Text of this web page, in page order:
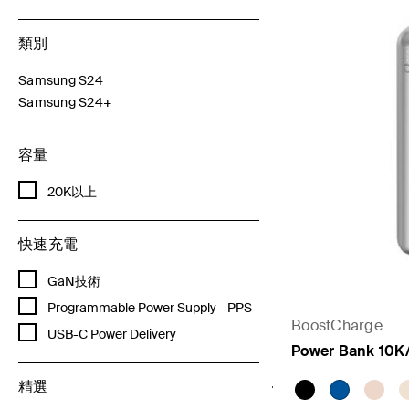
類別
Samsung S24
透過 類別細化： Samsung S24
Samsung S24+
已選取 當前透過 類別細化： Samsung S24+
容量
20K以上
透過 容量細化： 20K以上
快速充電
GaN技術
透過 快速充電細化： GaN技術
Programmable Power Supply - PPS
透過 快速充電細化： Programmable Power Supply - PPS
USB-C Power Delivery
透過 快速充電細化： USB-C Power Delivery
精選
BoostCharge
Power Bank